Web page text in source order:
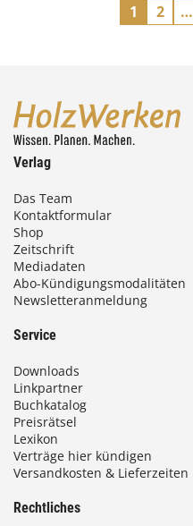
1 2 …
Verlag
Das Team
Kontaktformular
Shop
Zeitschrift
Mediadaten
Abo-Kündigungsmodalitäten
Newsletteranmeldung
Service
Downloads
Linkpartner
Buchkatalog
Preisrätsel
Lexikon
Verträge hier kündigen
Versandkosten & Lieferzeiten
Rechtliches